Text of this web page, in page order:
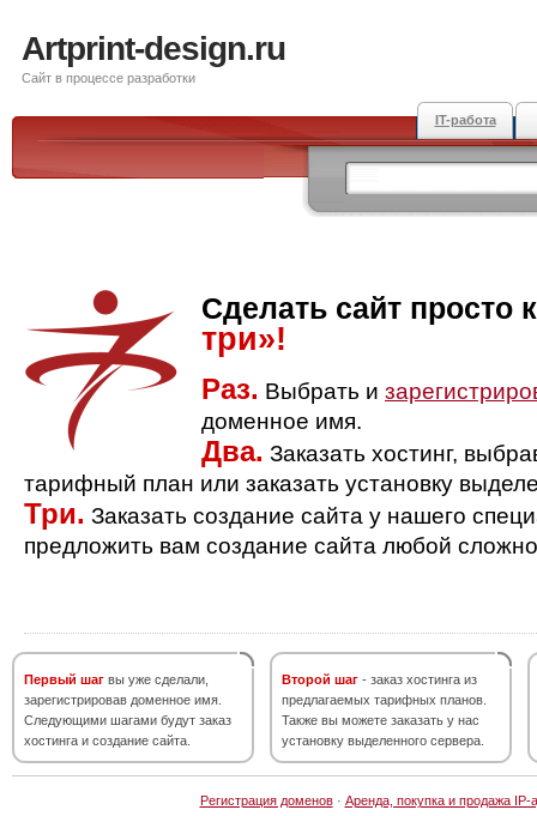
Artprint-design.ru
Сайт в процессе разработки
IT-работа
Сделать сайт просто
три»!
Раз. Выбрать и
доменное имя.
Два. Заказать хостинг,
тарифный план или заказать установку
Три. Заказать создание сайта у нашего
предложить вам создание сайта любой
Первый шаг вы уже сделали,
зарегистрировав доменное имя.
Следующими шагами будут заказ
хостинга и создание сайта.
Второй шаг - заказ хостинга из
предлагаемых тарифных планов.
Также вы можете заказать у нас
установку выделенного сервера.
Регистрация доменов· Аренда, покупка и продажа IP-